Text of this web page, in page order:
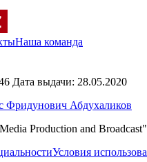
Наша команда
Дата выдачи: 28.05.2020
Фридунович Абдухаликов
Production and Broadcast"
Условия